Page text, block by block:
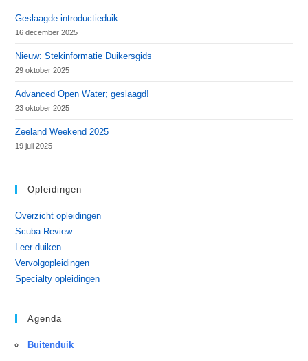
Geslaagde introductieduik
16 december 2025
Nieuw: Stekinformatie Duikersgids
29 oktober 2025
Advanced Open Water; geslaagd!
23 oktober 2025
Zeeland Weekend 2025
19 juli 2025
Opleidingen
Overzicht opleidingen
Scuba Review
Leer duiken
Vervolgopleidingen
Specialty opleidingen
Agenda
Buitenduik